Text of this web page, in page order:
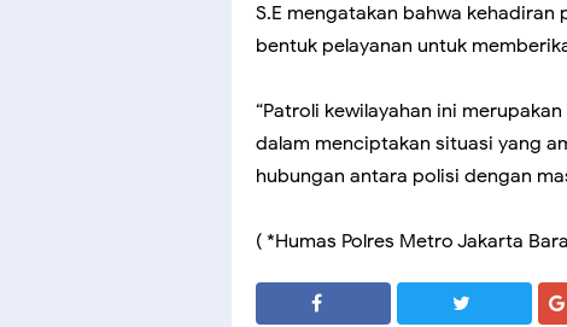
S.E mengatakan bahwa
bentuk pelayanan untuk
“Patroli kewilayahan ini
dalam menciptakan situasi yang
hubungan antara polisi dengan
( *Humas Polres Metro Jakarta